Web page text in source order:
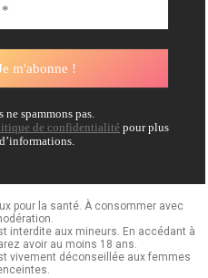
ne spammons pas.
de confidentialité pour plus
d’informations.
pour la santé. À consommer avec
interdite aux mineurs. En accédant à
avoir au moins 18 ans.
vivement déconseillée aux femmes